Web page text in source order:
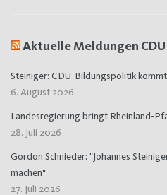
Aktuelle Meldungen
Steiniger: CDU-Bildungspolitik
6. August 2026
Landesregierung bringt Rheinland-
28. Juli 2026
Gordon Schnieder: "Johannes
machen"
27. Juli 2026